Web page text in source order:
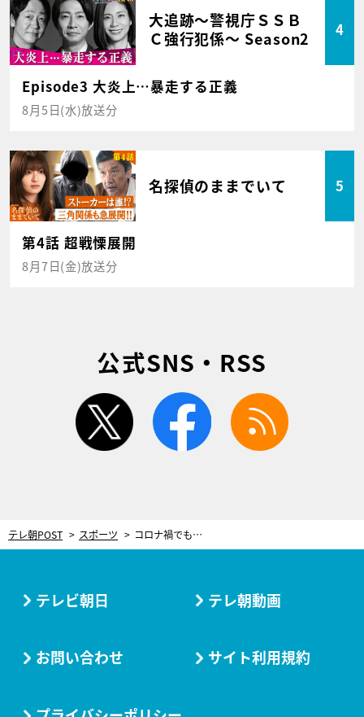
大追跡～警視庁ＳＳＢ
Ｃ強行犯係～ Season2
4
Episode3 大炎上…暴走する正義
8月5日(水)放送分
名探偵のままでいて 5
第4話 超戦慄展開
8月7日(金)放送分
公式SNS・RSS
twitter facebook
テレ朝POST スポーツ コロナ禍でも、緊急時に備え待機。東京の水路をめぐる“タクシー”は、都民の安全も守る優れもの
テレビ朝日 テレ朝動画
お問い合わせ サイト利用規約